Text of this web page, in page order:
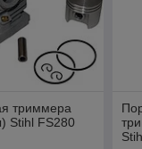
триммера
Stihl FS280